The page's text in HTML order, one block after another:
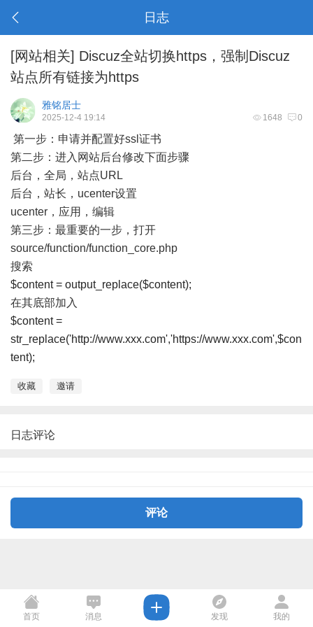
日志
[网站相关] Discuz全站切换https，强制Discuz
站点所有链接为https
雅铭居士
1648 0
2025-12-4 19:14
第一步：申请并配置好ssl证书
第二步：进入网站后台修改下面步骤
后台，全局，站点URL
后台，站长，ucenter设置
ucenter，应用，编辑
第三步：最重要的一步，打开
source/function/function_core.php
搜索
$content = output_replace($content);
在其底部加入
$content =
str_replace('http://www.xxx.com','https://www.xxx.com',$con
tent);
收藏 邀请
日志评论
评论
首页 消息 发现 我的